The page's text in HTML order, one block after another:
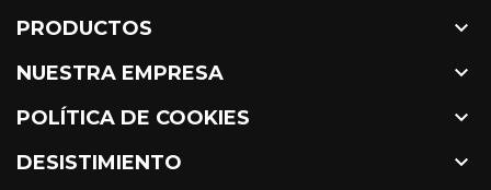
PRODUCTOS 
NUESTRA EMPRESA 
POLÍTICA DE COOKIES 
DESISTIMIENTO 